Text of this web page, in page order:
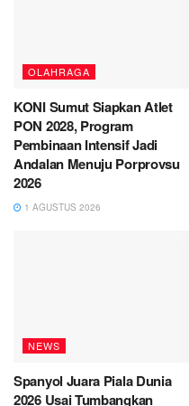
OLAHRAGA
KONI Sumut Siapkan Atlet
PON 2028, Program
Pembinaan Intensif Jadi
Andalan Menuju Porprovsu
2026
1 AGUSTUS 2026
NEWS
Spanyol Juara Piala Dunia
2026 Usai Tumbangkan